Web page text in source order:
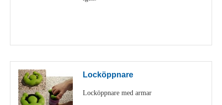
Locköppnare
Locköppnare med armar